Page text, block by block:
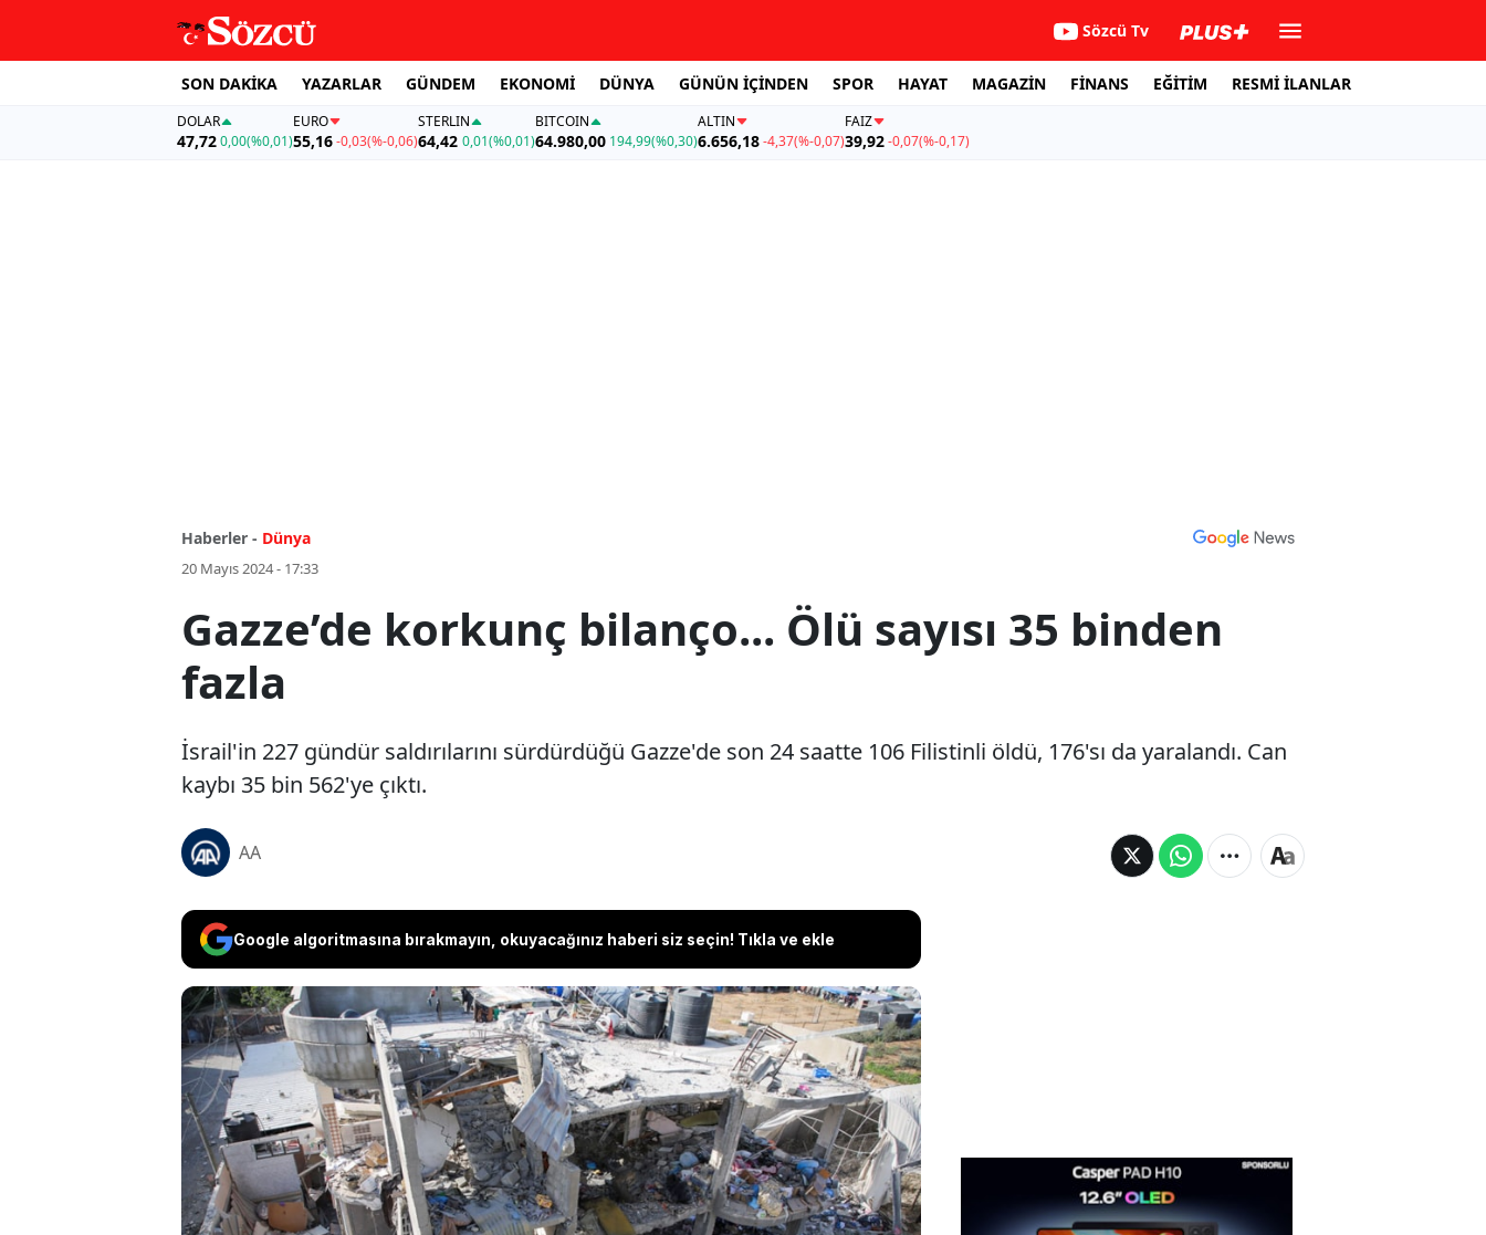
Sözcü Tv
SON DAKİKA YAZARLAR GÜNDEM EKONOMİ DÜNYA GÜNÜN İÇİNDEN SPOR HAYAT MAGAZİN FİNANS EĞİTİM RESMİ İLANLAR
DOLAR
47,720,00(%0,01)
EURO
55,16 -0,03(%-0,06)
STERLIN
64,42 0,01(%0,01)
BITCOIN
64.980,00 194,99(%0,30)
ALTIN
6.656,18-4,37(%-0,07)
FAİZ
39,92-0,07(%-0,17)
Haberler - Dünya
20 Mayıs 2024 - 17:33
Gazze’de korkunç bilanço... Ölü sayısı 35 binden
fazla
İsrail'in 227 gündür saldırılarını sürdürdüğü Gazze'de son 24 saatte 106 Filistinli öldü, 176'sı da yaralandı. Can
kaybı 35 bin 562'ye çıktı.
AA
Google algoritmasına bırakmayın, okuyacağınız haberi siz seçin! Tıkla ve ekle
İsrail'in 227 gündür saldırılarını sürdürdüğü
Gazze'de son 24 saatte 106 Filistinli öldü, 176'sı da
yaralandı. Can kaybı 35 bin 562'ye çıktı.